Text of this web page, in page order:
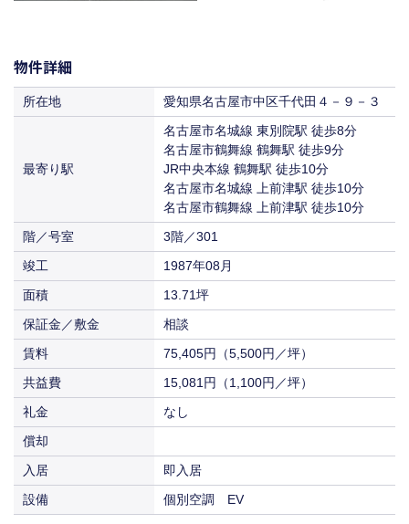
物件詳細
所在地 愛知県名古屋市中区千代田４－９－３
最寄り駅
名古屋市名城線 東別院駅 徒歩8分
名古屋市鶴舞線 鶴舞駅 徒歩9分
JR中央本線 鶴舞駅 徒歩10分
名古屋市名城線 上前津駅 徒歩10分
名古屋市鶴舞線 上前津駅 徒歩10分
階／号室
3階／301
竣工
1987年08月
面積
13.71坪
保証金／敷金
相談
賃料
75,405円（5,500円／坪）
共益費
15,081円（1,100円／坪）
礼金
なし
償却
入居
即入居
設備
個別空調 EV